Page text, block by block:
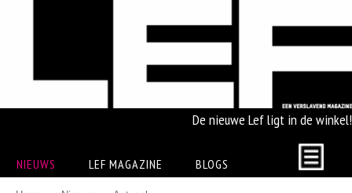
De nieuwe Lef ligt in de winkel!
NIEUWS LEF MAGAZINE BLOGS